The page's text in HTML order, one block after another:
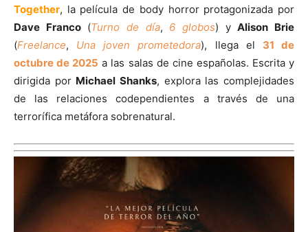
Together, la película de body horror protagonizada por
Dave Franco(Turno de día, 6 globos) yAlison Brie
(Freelance, Una joven prometedora), llega el 31 de
octubre de 2025 a las salas de cine españolas. Escrita y
dirigida por Michael Shanks, explora las complejidades
de las relaciones codependientes a través de una
terrorífica metáfora sobrenatural.